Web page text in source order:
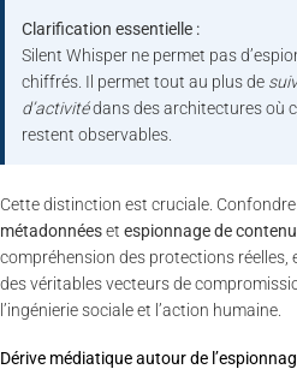
Clarification essentielle :
Silent Whisper ne permet pas
chiffrés. Il permet tout au plus de
d’activitédans des architectures où
restent observables.
Cette distinction est cruciale. Confondre
métadonnéeset espionnage de contenu
compréhension des protections réelles,
des véritables vecteurs de
l’ingénierie sociale et l’action humaine.
Dérive médiatique autour de